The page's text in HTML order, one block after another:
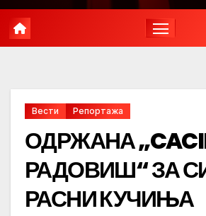
Вести Репортажа
ОДРЖАНА
РАДОВИШ“ ЗА
РАСНИ КУЧИЊА